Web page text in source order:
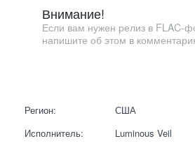
Внимание!
Если вам нужен релиз в FLAC-
напишите об этом в
Регион:
США
Исполнитель:
Luminous Veil